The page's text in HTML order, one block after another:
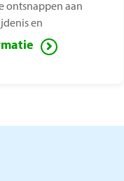
ontsnappen aan
en
De stichting is